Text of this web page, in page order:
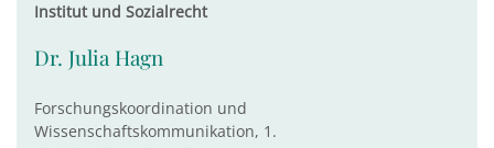
Institut und Sozialrecht
Dr. Julia Hagn
Forschungskoordination und
Wissenschaftskommunikation, 1.